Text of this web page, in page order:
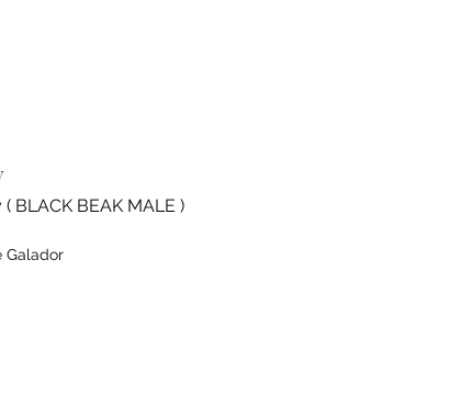
BLACK BEAK MALE )
Galador